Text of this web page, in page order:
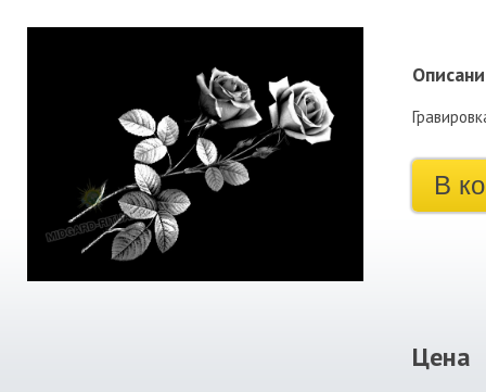
В
Цена